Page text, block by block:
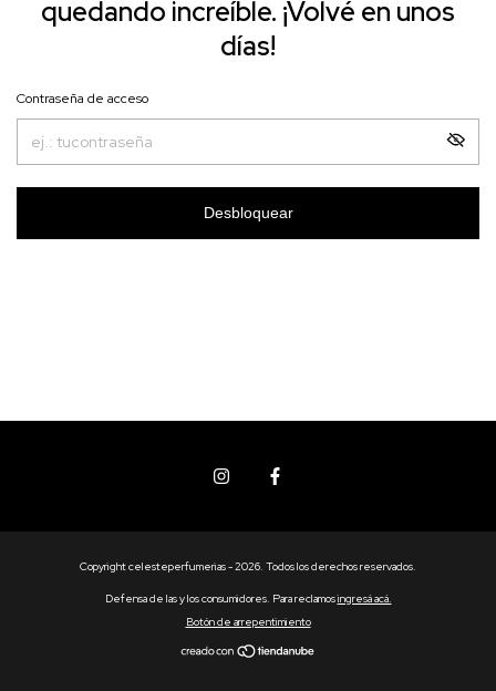
quedando increíble. ¡Volvé en unos
días!
Contraseña de acceso
Desbloquear
Copyright celesteperfumerias - 2026. Todos los derechos reservados.
Defensa de las y los consumidores. Para reclamosingresá acá.
Botón de arrepentimiento